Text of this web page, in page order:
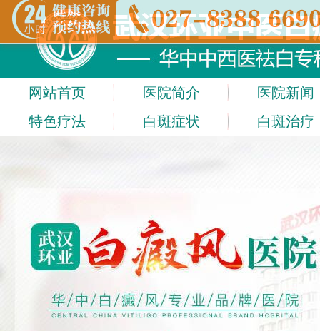
网站首页 医院简介
医院新闻
特色疗法
白斑症状 白斑治疗